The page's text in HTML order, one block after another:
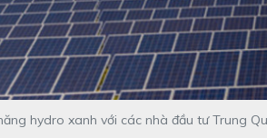
hydro xanh với các nhà đầu tư Trung